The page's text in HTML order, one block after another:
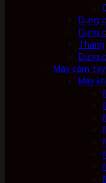
Dụng
Dụng
Thang
Dụng
Máy cầm tay
Máy